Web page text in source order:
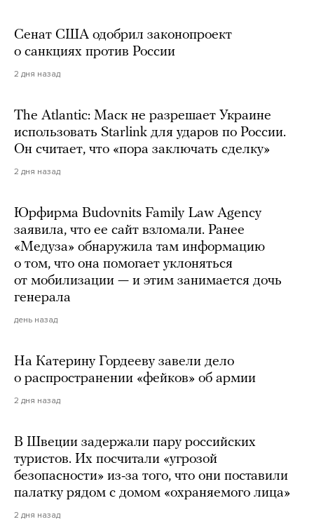
Сенат США одобрил законопроект
о санкциях против России
2 дня назад
The Atlantic: Маск не разрешает Украине
использовать Starlink для ударов по России.
Он считает, что «пора заключать сделку»
2 дня назад
Юрфирма Budovnits Family Law Agency
заявила, что ее сайт взломали. Ранее
«Медуза» обнаружила там информацию
о том, что она помогает уклоняться
от мобилизации — и этим занимается дочь
генерала
день назад
На Катерину Гордееву завели дело
о распространении «фейков» об армии
2 дня назад
В Швеции задержали пару российских
туристов. Их посчитали «угрозой
безопасности» из-за того, что они поставили
палатку рядом с домом «охраняемого лица»
2 дня назад